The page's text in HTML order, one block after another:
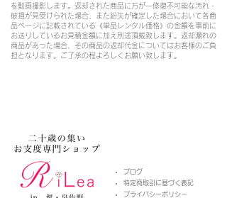
を動画撮影します。返却された商品に万が一修復不可能な汚れ・
破損が見受けられた場合、また紛失が確定した場合において各商
品ページに記載されている《単品レンタル価格》の金額を事前に
お送りしているお見積金額に加え別途頂戴致します。返却漏れの
商品があった場合、その商品の返却代金についてはお客様のご負
担となります。ご了承の程よろしくお願い致します。
​ブログ
特定商取引に基づく表記
プライバシーポリシー